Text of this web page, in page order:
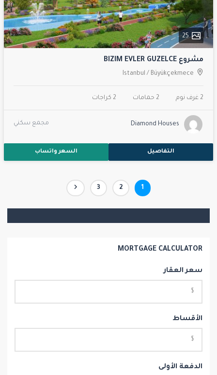
25
مشروع BIZIM EVLER GUZELCE
Istanbul / Büyükçekmece
2 غرف نوم 2 حمامات 2 كراجات
Diamond Houses مجمع سكني
التفاصيل السعر واتساب
صفحات
صفحة1 صفحة
2 صفحة
3
MORTGAGE CALCULATOR
سعر العقار
الأقساط
الدفعة الأولى